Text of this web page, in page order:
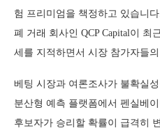
험 프리미엄을 책정하고 있습니
폐 거래 회사인 QCP Capital이 최
세를 지적하면서 시장 참가자들
베팅 시장과 여론조사가 불확실
분산형 예측 플랫폼에서 펜실베
후보자가 승리할 확률이 급격히